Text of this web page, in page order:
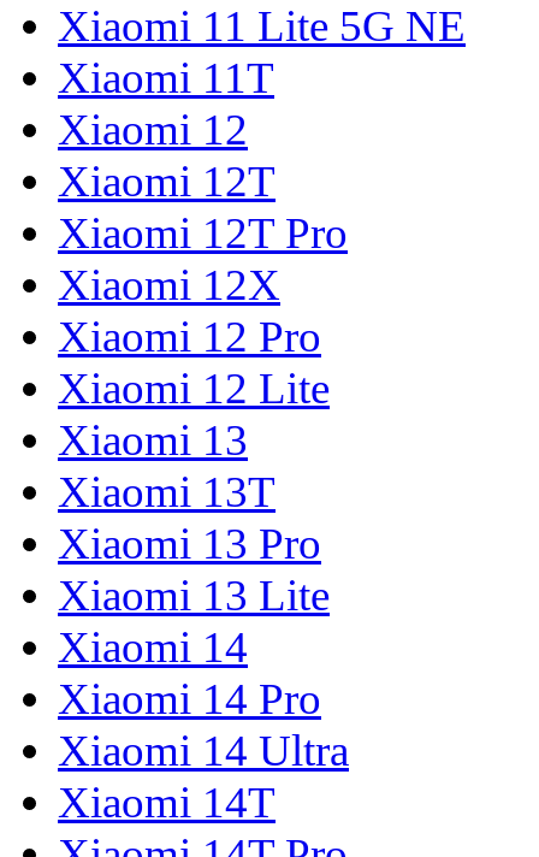
Xiaomi 11 Lite 5G NE
Xiaomi 11T
Xiaomi 12
Xiaomi 12T
Xiaomi 12T Pro
Xiaomi 12X
Xiaomi 12 Pro
Xiaomi 12 Lite
Xiaomi 13
Xiaomi 13T
Xiaomi 13 Pro
Xiaomi 13 Lite
Xiaomi 14
Xiaomi 14 Pro
Xiaomi 14 Ultra
Xiaomi 14T